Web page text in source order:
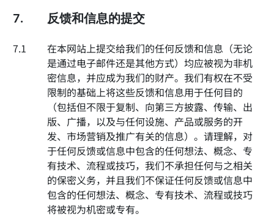
7. 反馈和信息的提交
7.1
在本网站上提交给我们的任何反馈和信息（无论
是通过电子邮件还是其他方式）均应被视为非机
密信息，并应成为我们的财产。我们有权在不受
限制的基础上将这些反馈和信息用于任何目的
（包括但不限于复制、向第三方披露、传输、出
版、广播，以及与任何设施、产品或服务的开
发、市场营销及推广有关的信息）。请理解，对
于任何反馈或信息中包含的任何想法、概念、专
有技术、流程或技巧，我们不承担任何与之相关
的保密义务，并且我们不保证任何反馈或信息中
包含的任何想法、概念、专有技术、流程或技巧
将被视为机密或专有。